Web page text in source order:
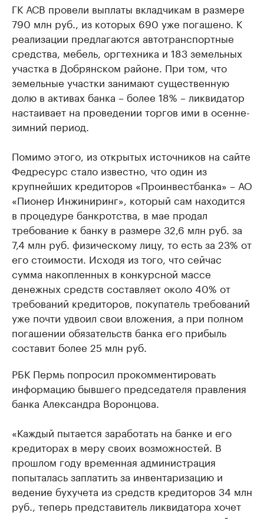
ГК АСВ провели выплаты вкладчикам в размере
790 млн руб., из которых 690 уже погашено. К
реализации предлагаются автотранспортные
средства, мебель, оргтехника и 183 земельных
участка в Добрянском районе. При том, что
земельные участки занимают существенную
долю в активах банка – более 18% – ликвидатор
настаивает на проведении торгов ими в осенне-
зимний период.
Помимо этого, из открытых источников на сайте
Федресурс стало известно, что один из
крупнейших кредиторов «Проинвестбанка» – АО
«Пионер Инжиниринг», который сам находится
в процедуре банкротства, в мае продал
требование к банку в размере 32,6 млн руб. за
7,4 млн руб. физическому лицу, то есть за 23% от
его стоимости. Исходя из того, что сейчас
сумма накопленных в конкурсной массе
денежных средств составляет около 40% от
требований кредиторов, покупатель требований
уже почти удвоил свои вложения, а при полном
погашении обязательств банка его прибыль
составит более 25 млн руб.
РБК Пермь попросил прокомментировать
информацию бывшего председателя правления
банка Александра Воронцова.
«Каждый пытается заработать на банке и его
кредиторах в меру своих возможностей. В
прошлом году временная администрация
попыталась заплатить за инвентаризацию и
ведение бухучета из средств кредиторов 34 млн
руб., теперь представитель ликвидатора хочет